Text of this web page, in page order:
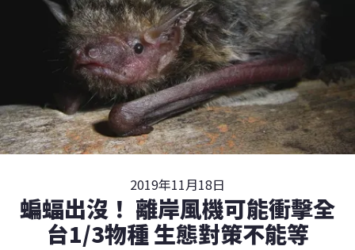
2019年11月18日
蝙蝠出沒！ 離岸風機可能衝擊全
台1/3物種 生態對策不能等